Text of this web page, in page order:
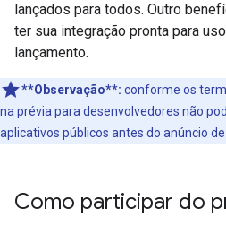
lançados para todos. Outro
ter sua integração pronta para
lançamento.
**Observação**: conforme os
na prévia para desenvolvedores não
aplicativos públicos antes do anúncio de
Como participar do